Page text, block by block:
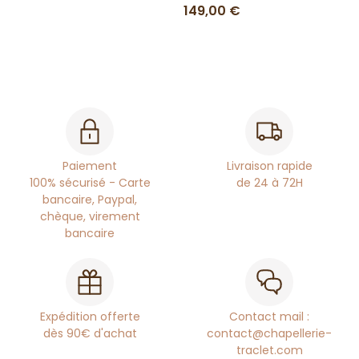
149,00 €
Paiement
100% sécurisé - Carte
bancaire, Paypal,
chèque, virement
bancaire
Livraison rapide
de 24 à 72H
Expédition offerte
dès 90€ d'achat
Contact mail :
contact@chapellerie-
traclet.com